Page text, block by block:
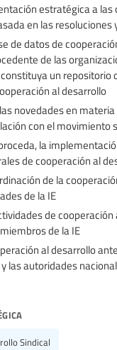
estratégica a las
en las resoluciones
de datos de
de las
un repositorio
al desarrollo
novedades en
con el movimiento
la
de cooperación al
de la
de la IE
de
de la IE
al desarrollo
las autoridades
Sindical